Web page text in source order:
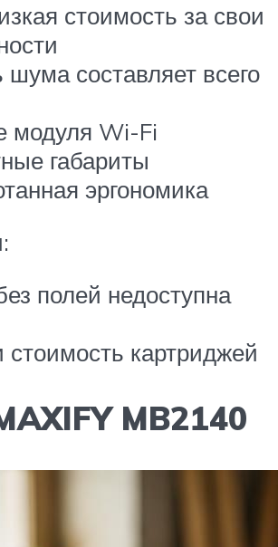
стоимость за свои
шума составляет всего
модуля Wi-Fi
габариты
эргономика
полей недоступна
картриджей
MB2140